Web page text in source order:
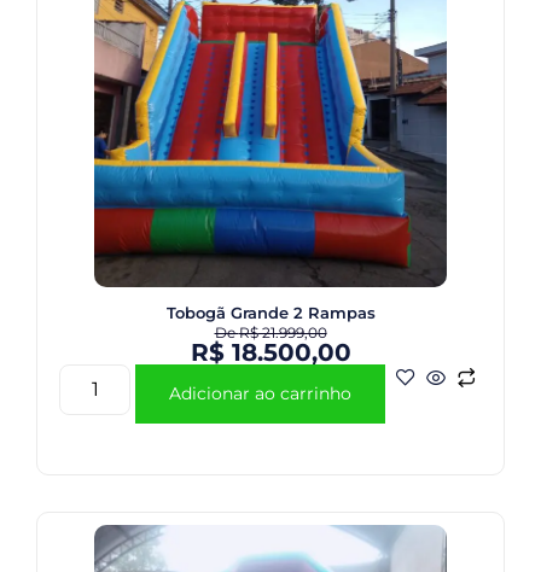
Tobogã Grande 2 Rampas
DeR$21.999,00
R$18.500,00
Adicionar ao carrinho